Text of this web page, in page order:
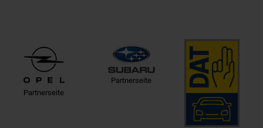
Partnerseite
Partnerseite